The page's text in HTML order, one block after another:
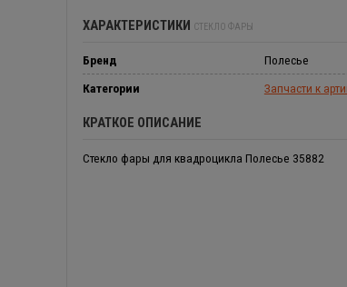
ХАРАКТЕРИСТИКИ СТЕКЛО ФАРЫ
Бренд
Полесье
Категории
Запчасти к
КРАТКОЕ ОПИСАНИЕ
Стекло фары для квадроцикла Полесье 35882